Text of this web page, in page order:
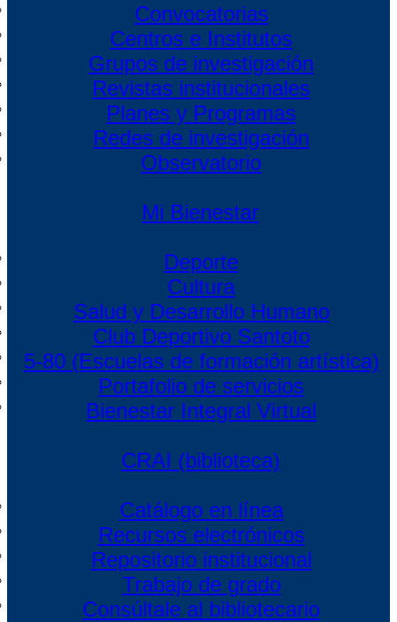
Convocatorias
Centros e Institutos
Grupos de investigación
Revistas institucionales
Planes y Programas
Redes de investigación
Observatorio
Mi Bienestar
Deporte
Cultura
Salud y Desarrollo Humano
Club Deportivo Santoto
5-80 (Escuelas de formación artística)
Portafolio de servicios
Bienestar Integral Virtual
CRAI (biblioteca)
Catálogo en línea
Recursos electrónicos
Repositorio institucional
Trabajo de grado
Consúltale al bibliotecario